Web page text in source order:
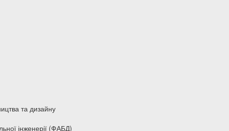
та дизайну
інженерії (ФАБД)